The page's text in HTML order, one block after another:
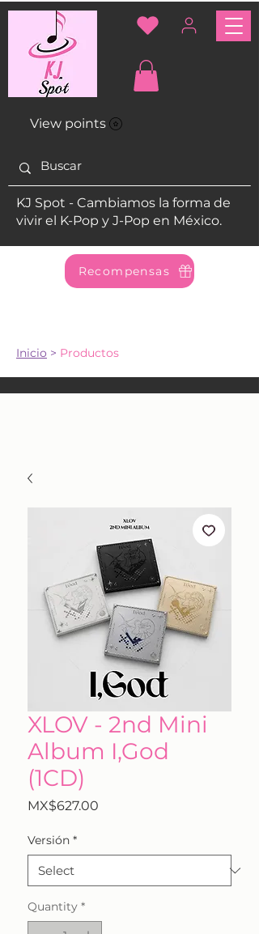
View points
KJ Spot - Cambiamos la forma de
vivir el K-Pop y J-Pop en México.
Recompensas
Inicio > Productos
XLOV - 2nd Mini
Album I,God
(1CD)
MX$627.00
Versión *
Quantity *